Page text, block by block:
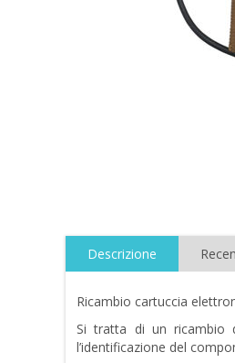
Descrizione
Ricambio cartuccia
Si tratta di un ricambio
l’identificazione del